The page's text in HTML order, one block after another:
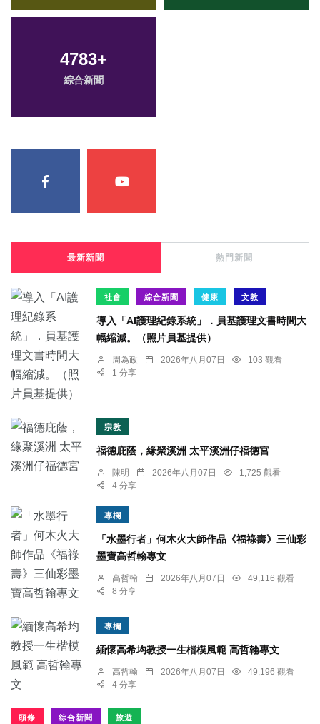
4783+
綜合新聞
最新新聞 熱門新聞
社會 綜合新聞 健康 文教
導入「AI護理紀錄系統」．員基護理文書時間大
幅縮減。（照片員基提供）
周為政 2026年八月07日
103 觀看
1 分享
宗教
福德庇蔭，緣聚溪洲 太平溪洲仔福德宮
陳明 2026年八月07日
1,725 觀看
4 分享
專欄
「水墨行者」何木火大師作品《福祿壽》三仙彩
墨寶高哲翰專文
高哲翰 2026年八月07日
49,116 觀看
8 分享
專欄
緬懷高希均教授一生楷模風範 高哲翰專文
高哲翰 2026年八月07日
49,196 觀看
4 分享
頭條 綜合新聞 旅遊